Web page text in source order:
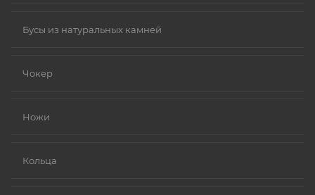
Бусы из натуральных камней
Чокер
Ножи
Кольца